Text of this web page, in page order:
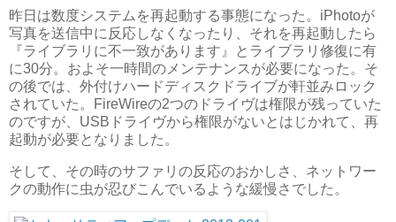
昨日は数度システムを再起動する事態になった。iPhotoが
写真を送信中に反応しなくなったり、それを再起動したら
『ライブラリに不一致があります』とライブラリ修復に有
に30分。およそ一時間のメンテナンスが必要になった。そ
の後では、外付けハードディスクドライブが軒並みロック
されていた。FireWireの2つのドライヴは権限が残っていた
のですが、USBドライヴから権限がないとはじかれて、再
起動が必要となりました。
そして、その時のサファリの反応のおかしさ、ネットワー
クの動作に虫が忍びこんでいるような緩慢さでした。